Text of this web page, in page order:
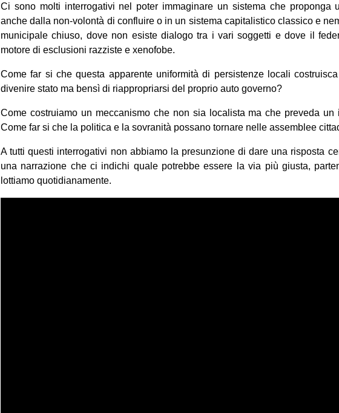
Ci sono molti interrogativi nel poter immaginare un sistema che proponga
anche dalla non-volontà di confluire o in un sistema capitalistico classico e
municipale chiuso, dove non esiste dialogo tra i vari soggetti e dove il
motore di esclusioni razziste e xenofobe.
Come far si che questa apparente uniformità di persistenze locali
divenire stato ma bensì di riappropriarsi del proprio auto governo?
Come costruiamo un meccanismo che non sia localista ma che preveda
Come far si che la politica e la sovranità possano tornare nelle assemblee
A tutti questi interrogativi non abbiamo la presunzione di dare una risposta
una narrazione che ci indichi quale potrebbe essere la via più giusta,
lottiamo quotidianamente.